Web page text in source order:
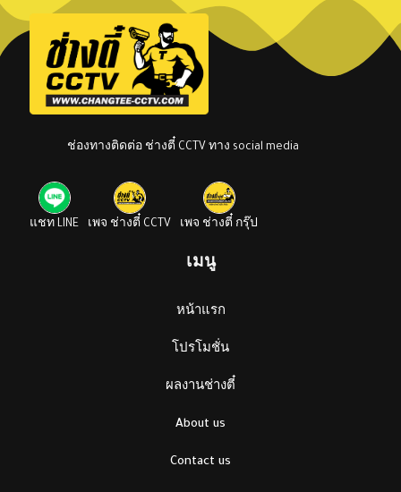
ช่องทางติดต่อ ช่างตี๋ CCTV ทาง social media
แชท LINE เพจ ช่างตี๋ CCTV เพจ ช่างตี๋ กรุ๊ป
เมนู
หน้าแรก
โปรโมชั่น
ผลงานช่างตี๋
About us
Contact us